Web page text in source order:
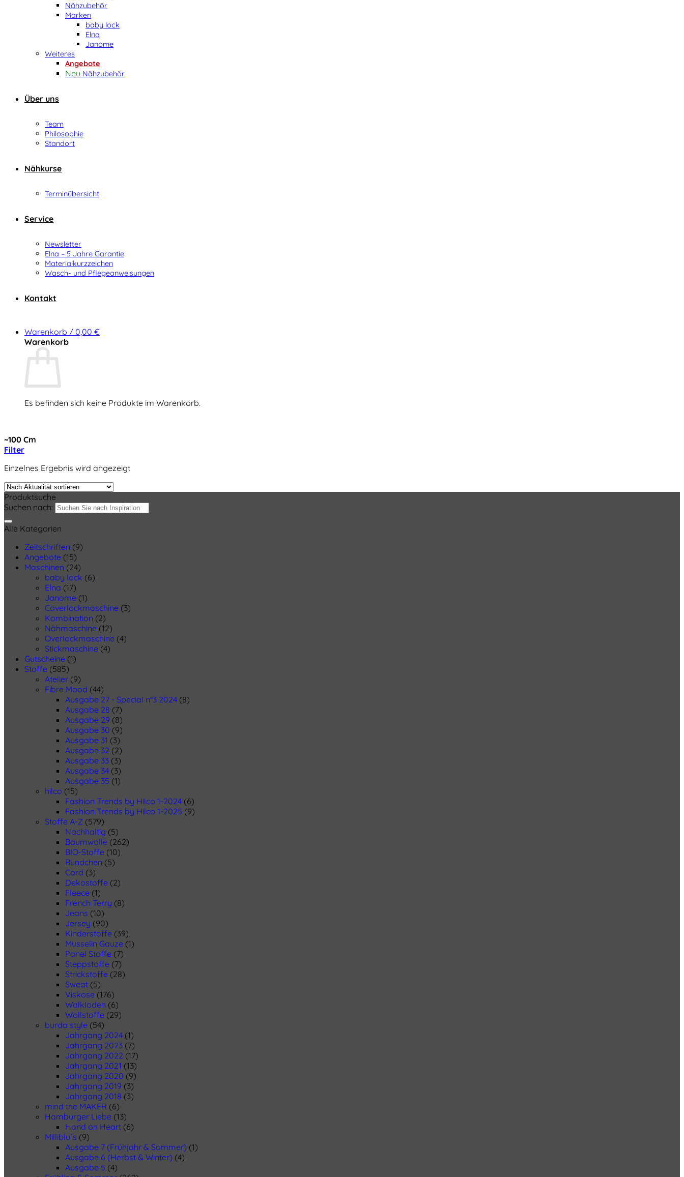
Nähzubehör
Marken
baby lock
Elna
Janome
Weiteres
Angebote
Nähzubehör
Über uns
Team
Philosophie
Standort
Nähkurse
Terminübersicht
Service
Newsletter
Elna – 5 Jahre Garantie
Materialkurzzeichen
Wasch- und Pflegeanweisungen
Kontakt
Warenkorb / 0,00 €
Warenkorb
Es befinden sich keine Produkte im Warenkorb.
~100 Cm
Filter
Einzelnes Ergebnis wird angezeigt
Produktsuche
Suchen nach:
Alle Kategorien
Zeitschriften (9)
Angebote (15)
Maschinen (24)
baby lock (6)
Elna (17)
Janome (1)
Coverlockmaschine (3)
Kombination (2)
Nähmaschine (12)
Overlockmaschine (4)
Stickmaschine (4)
Gutscheine (1)
Stoffe (585)
Atelier (9)
Fibre Mood (44)
Ausgabe 27 - Special n°3 2024 (8)
Ausgabe 28 (7)
Ausgabe 29 (8)
Ausgabe 30 (9)
Ausgabe 31 (3)
Ausgabe 32 (2)
Ausgabe 33 (3)
Ausgabe 34 (3)
Ausgabe 35 (1)
hilco (15)
Fashion Trends by Hilco 1-2024 (6)
Fashion Trends by Hilco 1-2025 (9)
Stoffe A-Z (579)
Nachhaltig (5)
Baumwolle (262)
BIO-Stoffe (10)
Bündchen (5)
Cord (3)
Dekostoffe (2)
Fleece (1)
French Terry (8)
Jeans (10)
Jersey (90)
Kinderstoffe (39)
Musselin Gauze (1)
Panel Stoffe (7)
Steppstoffe (7)
Strickstoffe (28)
Sweat (5)
Viskose (176)
Walkloden (6)
Wollstoffe (29)
burda style (54)
Jahrgang 2024 (1)
Jahrgang 2023 (7)
Jahrgang 2022 (17)
Jahrgang 2021 (13)
Jahrgang 2020 (9)
Jahrgang 2019 (3)
Jahrgang 2018 (3)
mind the MAKER (6)
Hamburger Liebe (13)
Hand on Heart (6)
Milliblu´s (9)
Ausgabe 7 (Frühjahr & Sommer) (1)
Ausgabe 6 (Herbst & Winter) (4)
Ausgabe 5 (4)